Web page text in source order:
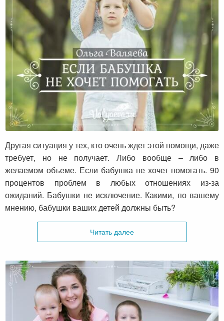
Если бабушки не хотят помогать с
внуками?
Другая ситуация у тех, кто очень ждет этой помощи, даже
требует, но не получает. Либо вообще – либо в
желаемом объеме. Если бабушка не хочет помогать. 90
процентов проблем в любых отношениях из-за
ожиданий. Бабушки не исключение. Какими, по вашему
мнению, бабушки ваших детей должны быть?
Читать далее